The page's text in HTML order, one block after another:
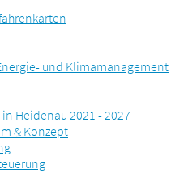
und Klimamanagement
Heidenau 2021 - 2027
& Konzept